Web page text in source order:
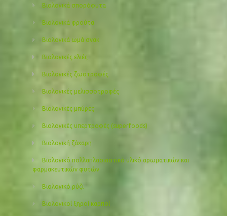
Βιολογικά σπορόφυτα
Βιολογικά φρούτα
Βιολογικά ωμά σνακ
Βιολογικές ελιές
Βιολογικές ζωοτροφές
Βιολογικές μελισσοτροφές
Βιολογικές μπύρες
Βιολογικές υπερτροφές (superfoods)
Βιολογική ζάχαρη
Βιολογικό πολλαπλασιαστικό υλικό αρωματικών και
φαρμακευτικών φυτών
Βιολογικό ρύζι
Βιολογικοί ξηροί καρποί